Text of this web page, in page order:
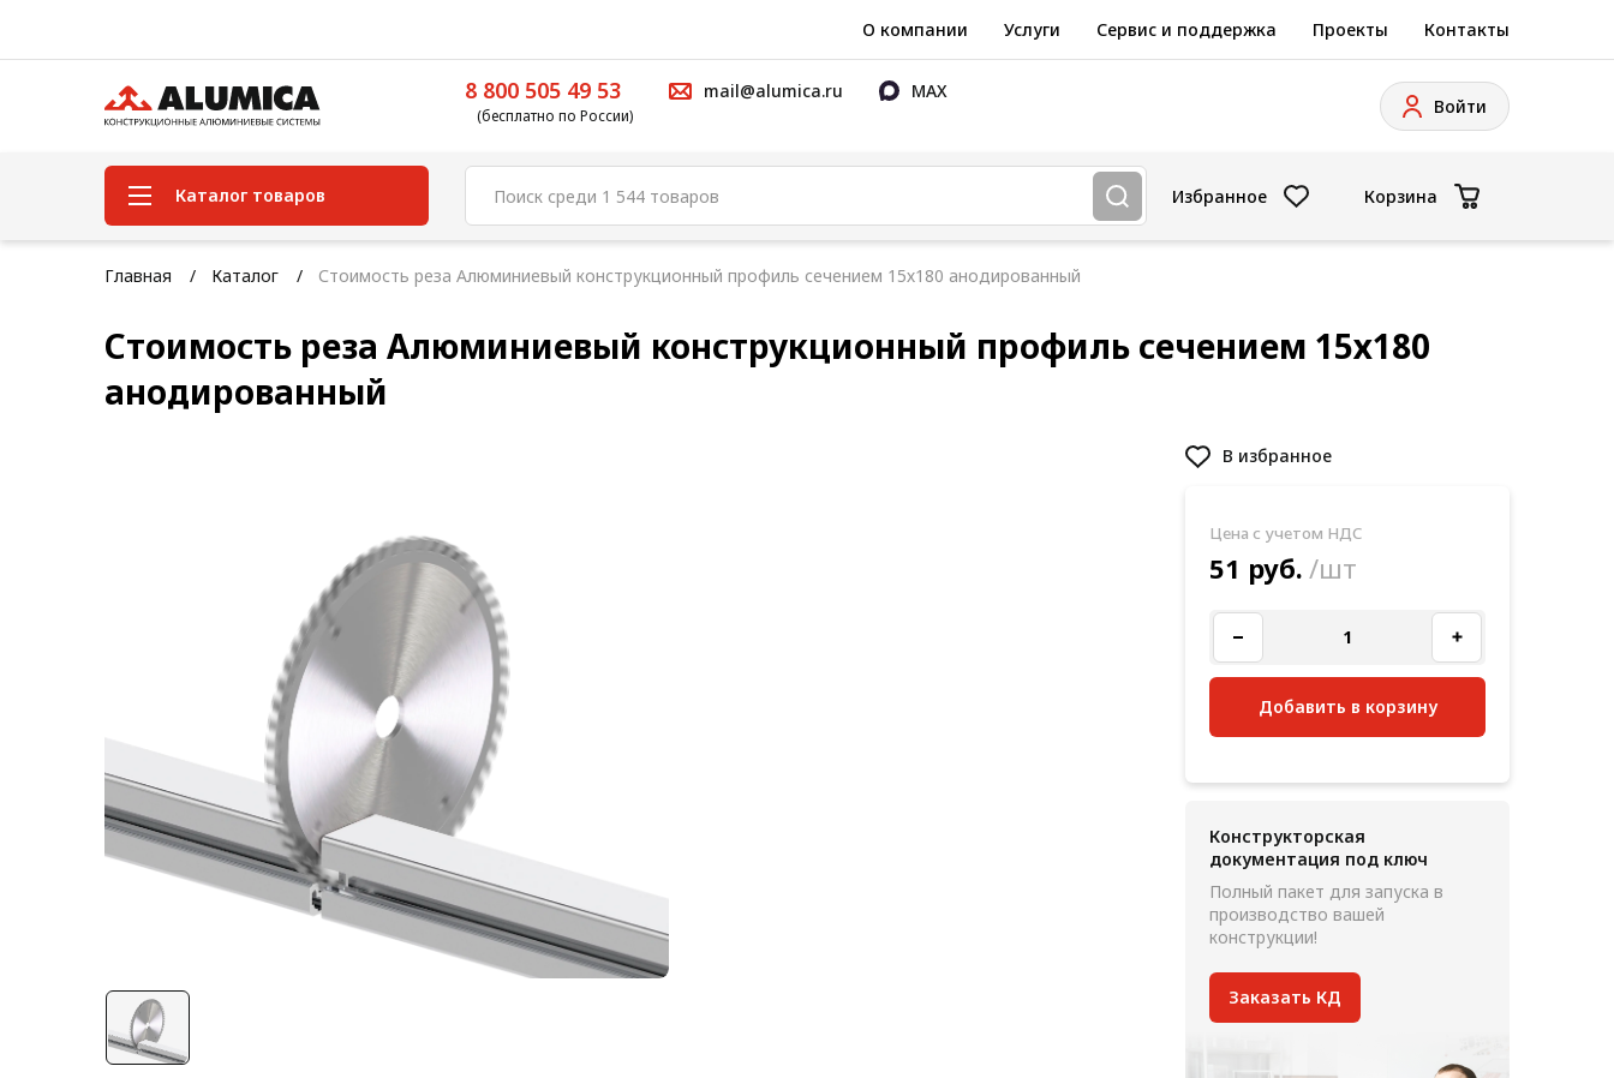
О компании Услуги Сервис и поддержка Проекты Контакты
8 800 505 49 53
(бесплатно по России)
mail@alumica.ru MAX
Войти
Каталог товаров
Система конструкционного
Конструкционная трубная
система
Модульная трубная система
Система V-паза NEW!
Алюминиевые промышленные
Алюминиевая промышленная
мебель
Крейты и кассеты Subrack
systems
Профиль строительного
Радиаторный алюминиевый
профиль NEW!
Лист алюминиевый
Избранное Корзина
Главная Каталог Стоимость реза Алюминиевый конструкционный профиль сечением 15х180 анодированный
Стоимость реза Алюминиевый конструкционный профиль сечением 15х180
анодированный
В избранное
Цена с учетом НДС
51 руб. /шт
Добавить в корзину
Конструкторская
документация под ключ
Полный пакет для запуска в
производство вашей
конструкции!
Заказать КД